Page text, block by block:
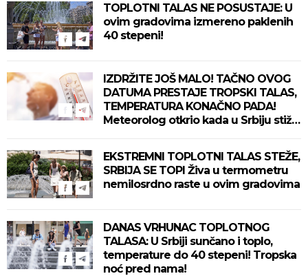
TOPLOTNI TALAS NE POSUSTAJE: U
ovim gradovima izmereno paklenih
40 stepeni!
IZDRŽITE JOŠ MALO! TAČNO OVOG
DATUMA PRESTAJE TROPSKI TALAS,
TEMPERATURA KONAČNO PADA!
Meteorolog otkrio kada u Srbiju stiže
EKSTREMNI TOPLOTNI TALAS STEŽE,
SRBIJA SE TOPI Živa u termometru
nemilosrdno raste u ovim gradovima
DANAS VRHUNAC TOPLOTNOG
TALASA: U Srbiji sunčano i toplo,
temperature do 40 stepeni! Tropska
noć pred nama!